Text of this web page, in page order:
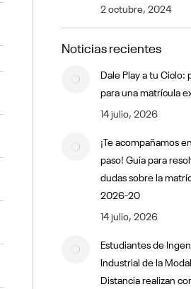
2 octubre, 2024
Noticias recientes
Dale Play a tu Ciclo:
para una matrícula
14 julio, 2026
¡Te acompañamos
paso! Guía para
dudas sobre la
2026-20
14 julio, 2026
Estudiantes de
Industrial de la
Distancia realizan